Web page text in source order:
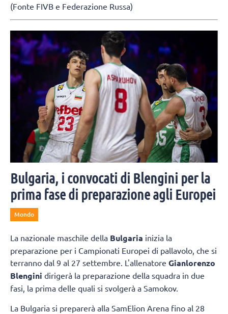
(Fonte FIVB e Federazione Russa)
Bulgaria, i convocati di Blengini per la
prima fase di preparazione agli Europei
Mondo
La nazionale maschile della Bulgaria inizia la
preparazione per i Campionati Europei di pallavolo, che si
terranno dal 9 al 27 settembre. L'allenatore Gianlorenzo
Blengini dirigerà la preparazione della squadra in due
fasi, la prima delle quali si svolgerà a Samokov.
La Bulgaria si preparerà alla SamElion Arena fino al 28